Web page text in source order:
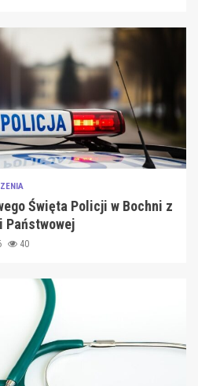
Święta Policji w Bochni z
40